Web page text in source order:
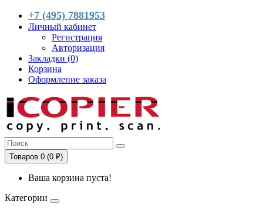
+7 (495) 7881953
Личный кабинет
Регистрация
Авторизация
Закладки (0)
Корзина
Оформление заказа
Товаров 0 (0 ₽)
Ваша корзина пуста!
Категории